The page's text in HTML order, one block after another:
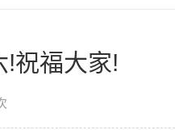
!祝福大家!